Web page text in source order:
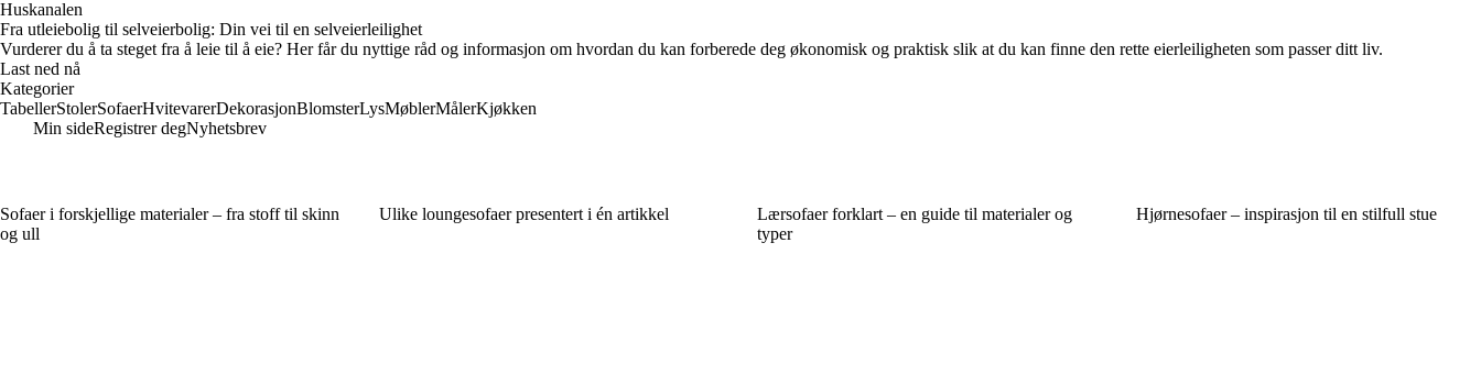
Huskanalen
Fra utleiebolig til selveierbolig: Din vei til en selveierleilighet
Vurderer du å ta steget fra å leie til å eie? Her får du nyttige råd og informasjon om hvordan du kan forberede deg økonomisk og praktisk slik at du kan finne den rette eierleiligheten som passer ditt liv.
Last ned nå
Kategorier
TabellerStolerSofaerHvitevarerDekorasjonBlomsterLysMøblerMålerKjøkken
Min sideRegistrer degNyhetsbrev
Sofaer i forskjellige materialer – fra stoff til skinn
og ull
Ulike loungesofaer presentert i én artikkel
Lærsofaer forklart – en guide til materialer og
typer
Hjørnesofaer – inspirasjon til en stilfull stue